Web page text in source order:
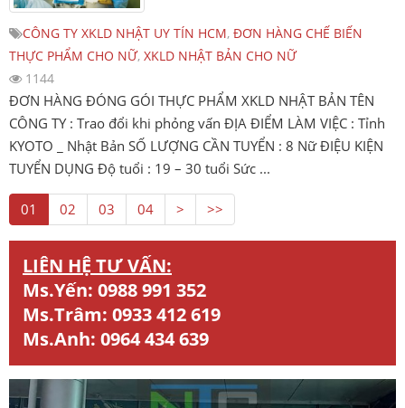
CÔNG TY XKLD NHẬT UY TÍN HCM, ĐƠN HÀNG CHẾ BIẾN
THỰC PHẨM CHO NỮ, XKLD NHẬT BẢN CHO NỮ
1144
ĐƠN HÀNG ĐÓNG GÓI THỰC PHẨM XKLD NHẬT BẢN TÊN
CÔNG TY : Trao đổi khi phỏng vấn ĐỊA ĐIỂM LÀM VIỆC : Tỉnh
KYOTO _ Nhật Bản SỐ LƯỢNG CẦN TUYỂN : 8 Nữ ĐIỆU KIỆN
TUYỂN DỤNG Độ tuổi : 19 – 30 tuổi Sức ...
01 02 03 04 > >>
LIÊN HỆ TƯ VẤN:
Ms.Yến: 0988 991 352
Ms.Trâm: 0933 412 619
Ms.Anh: 0964 434 639